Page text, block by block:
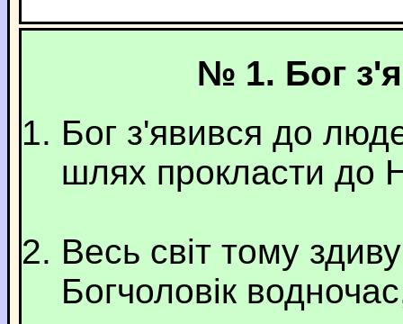
№ 1. Бог
Бог з'явився до
шлях прокласти до
Весь світ тому
Богчоловік